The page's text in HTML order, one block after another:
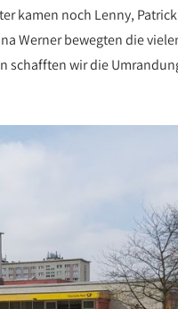
kamen noch Lenny,
Werner bewegten die
wir die